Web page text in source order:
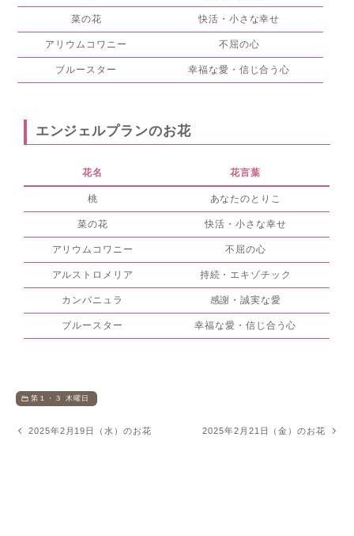
菜の花 快活・小さな幸せ
アリウムコワニー 不屈の心
ブルースター 幸福な愛・信じ合う心
エンジェルプランのお花
花名 花言葉
桃 あなたのとりこ
菜の花 快活・小さな幸せ
アリウムコワニー 不屈の心
アルストロメリア 持続・エキゾチック
カンパニュラ 感謝・誠実な愛
ブルースター 幸福な愛・信じ合う心
第１・３ 木曜日
2025年2月19日（水）のお花 2025年2月21日（金）のお花